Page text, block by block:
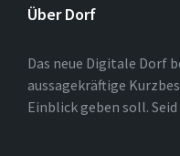
Über Dorf
Das neue Digitale Dorf
aussagekräftige
Einblick geben soll.